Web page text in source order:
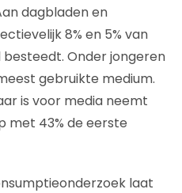
dagbladen en
8% en 5% van
Onder jongeren
gebruikte medium.
is voor media neemt
met 43% de eerste
laat